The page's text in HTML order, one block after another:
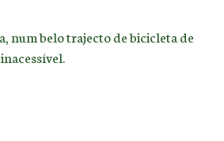
num belo trajecto de bicicleta de